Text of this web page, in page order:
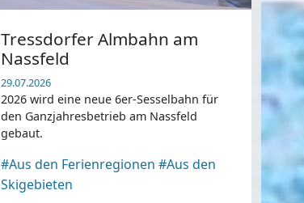
Tressdorfer Almbahn am
Nassfeld
29.07.2026
2026 wird eine neue 6er-Sesselbahn für
den Ganzjahresbetrieb am Nassfeld
gebaut.
#Aus den Ferienregionen #Aus den
Skigebieten